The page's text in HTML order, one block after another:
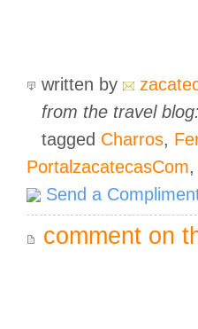
written by
from the travel blog:
tagged Charros,
PortalzacatecasCom,
Send a
comment on